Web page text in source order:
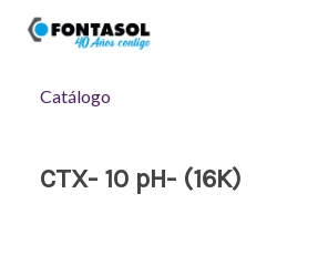
Catálogo
CTX- 10 pH- (16K)